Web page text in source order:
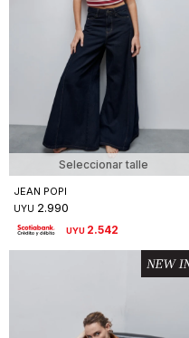
Seleccionar talle
JEAN POPI
UYU 2.990
UYU 2.542